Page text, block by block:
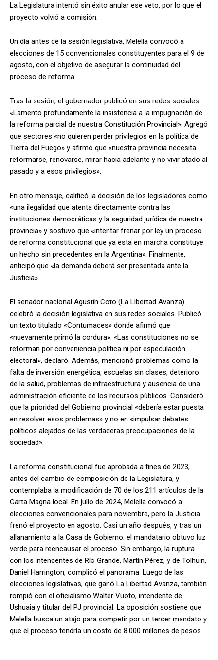
La Legislatura intentó sin éxito anular ese veto, por lo que el
proyecto volvió a comisión.
Un día antes de la sesión legislativa, Melella convocó a
elecciones de 15 convencionales constituyentes para el 9 de
agosto, con el objetivo de asegurar la continuidad del
proceso de reforma.
Tras la sesión, el gobernador publicó en sus redes sociales:
«Lamento profundamente la insistencia a la impugnación de
la reforma parcial de nuestra Constitución Provincial». Agregó
que sectores «no quieren perder privilegios en la política de
Tierra del Fuego» y afirmó que «nuestra provincia necesita
reformarse, renovarse, mirar hacia adelante y no vivir atado al
pasado y a esos privilegios».
En otro mensaje, calificó la decisión de los legisladores como
«una ilegalidad que atenta directamente contra las
instituciones democráticas y la seguridad jurídica de nuestra
provincia» y sostuvo que «intentar frenar por ley un proceso
de reforma constitucional que ya está en marcha constituye
un hecho sin precedentes en la Argentina». Finalmente,
anticipó que «la demanda deberá ser presentada ante la
Justicia».
El senador nacional Agustín Coto (La Libertad Avanza)
celebró la decisión legislativa en sus redes sociales. Publicó
un texto titulado «Contumaces» donde afirmó que
«nuevamente primó la cordura». «Las constituciones no se
reforman por conveniencia política ni por especulación
electoral», declaró. Además, mencionó problemas como la
falta de inversión energética, escuelas sin clases, deterioro
de la salud, problemas de infraestructura y ausencia de una
administración eficiente de los recursos públicos. Consideró
que la prioridad del Gobierno provincial «debería estar puesta
en resolver esos problemas» y no en «impulsar debates
políticos alejados de las verdaderas preocupaciones de la
sociedad».
La reforma constitucional fue aprobada a fines de 2023,
antes del cambio de composición de la Legislatura, y
contemplaba la modificación de 70 de los 211 artículos de la
Carta Magna local. En julio de 2024, Melella convocó a
elecciones convencionales para noviembre, pero la Justicia
frenó el proyecto en agosto. Casi un año después, y tras un
allanamiento a la Casa de Gobierno, el mandatario obtuvo luz
verde para reencausar el proceso. Sin embargo, la ruptura
con los intendentes de Río Grande, Martín Pérez, y de Tolhuin,
Daniel Harrington, complicó el panorama. Luego de las
elecciones legislativas, que ganó La Libertad Avanza, también
rompió con el oficialismo Walter Vuoto, intendente de
Ushuaia y titular del PJ provincial. La oposición sostiene que
Melella busca un atajo para competir por un tercer mandato y
que el proceso tendría un costo de 8.000 millones de pesos.